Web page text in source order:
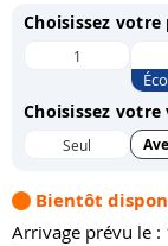
Choisissez votre
1
Choisissez votre
Seul
Bientôt
Arrivage prévu le :